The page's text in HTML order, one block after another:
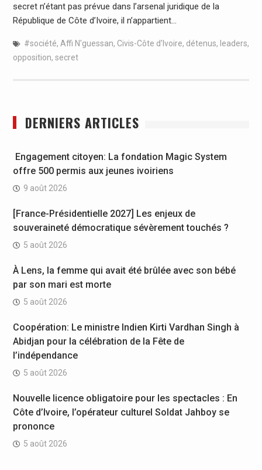
secret n’étant pas prévue dans l’arsenal juridique de la
République de Côte d’Ivoire, il n’appartient…
#société, Affi N'guessan, Civis-Côte d'Ivoire, détenus, leaders,
opposition, secret
DERNIERS ARTICLES
Engagement citoyen: La fondation Magic System
offre 500 permis aux jeunes ivoiriens
9 août 2026
[France-Présidentielle 2027] Les enjeux de
souveraineté démocratique sévèrement touchés ?
5 août 2026
À Lens, la femme qui avait été brûlée avec son bébé
par son mari est morte
5 août 2026
Coopération: Le ministre Indien Kirti Vardhan Singh à
Abidjan pour la célébration de la Fête de
l’indépendance
5 août 2026
Nouvelle licence obligatoire pour les spectacles : En
Côte d’Ivoire, l’opérateur culturel Soldat Jahboy se
prononce
5 août 2026